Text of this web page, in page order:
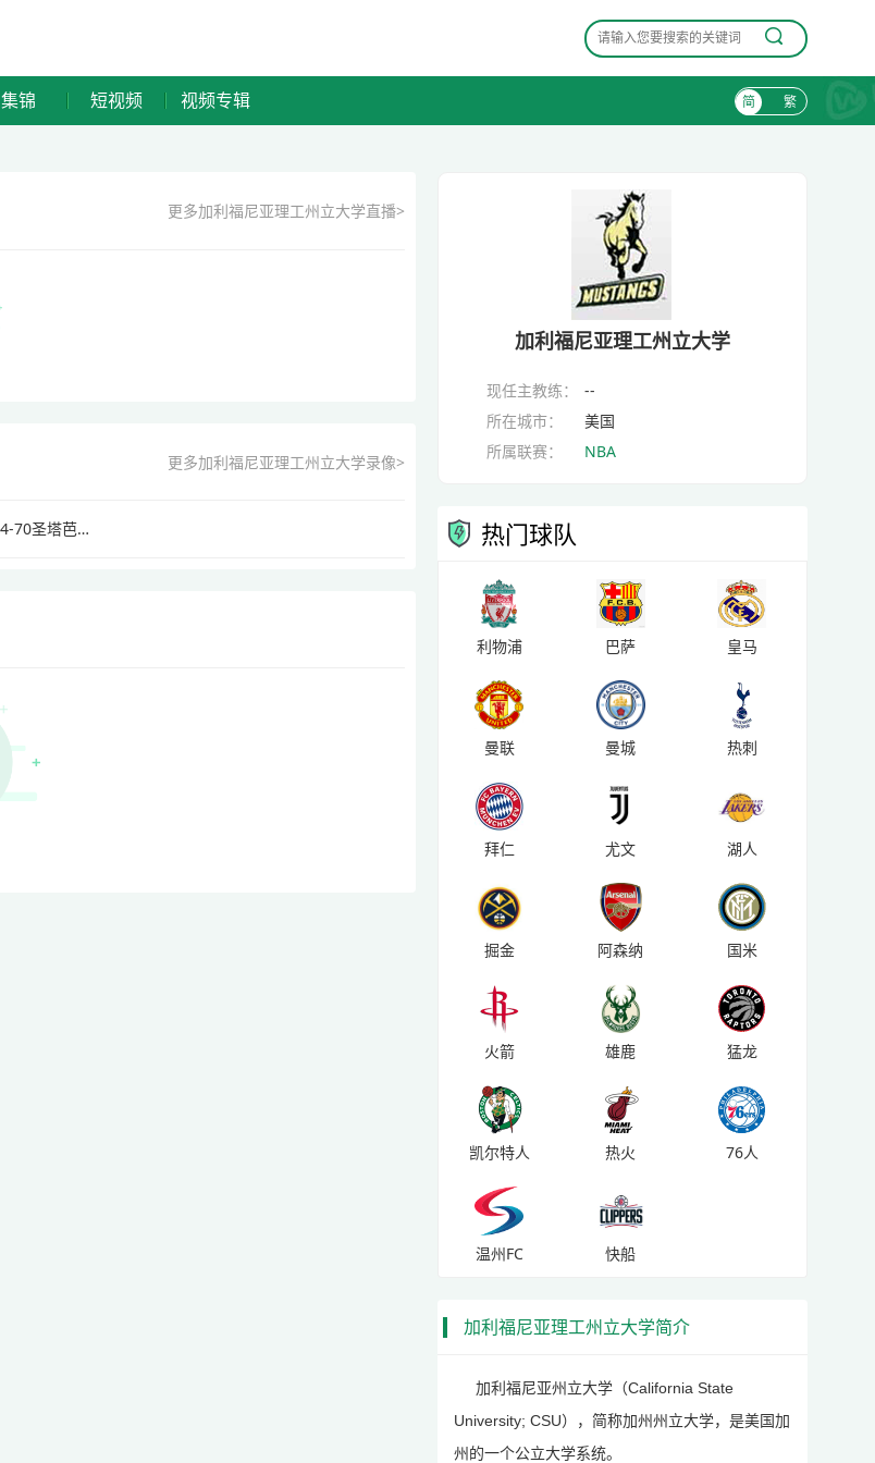
集锦 短视频 视频专辑 简 繁
更多加利福尼亚理工州立大学直播>
更多加利福尼亚理工州立大学录像>
2021年3月7日 NCAA 加利福尼亚理工州立大学54-70圣塔芭芭拉分校
加利福尼亚理工州立大学
现任主教练：
--
所在城市：
美国
所属联赛：
NBA
热门球队
利物浦 巴萨 皇马
曼联 曼城 热刺
拜仁 尤文 湖人
掘金 阿森纳 国米
火箭 雄鹿 猛龙
凯尔特人 热火 76人
温州FC 快船
加利福尼亚理工州立大学简介
加利福尼亚州立大学（California State
University; CSU），简称加州州立大学，是美国加
州的一个公立大学系统。